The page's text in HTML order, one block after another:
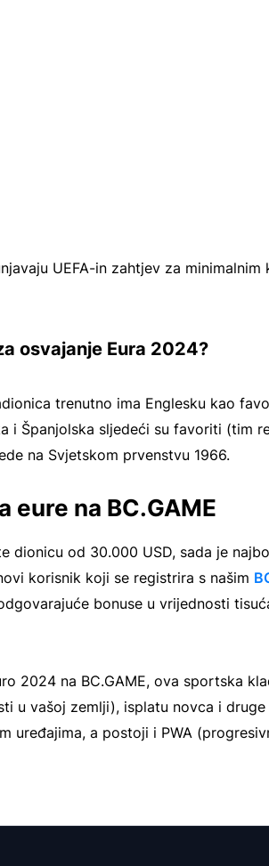
UEFA-in zahtjev za
osvajanje Eura 2024?
trenutno ima Englesku kao
i Španjolska sljedeći su favoriti (tim
na Svjetskom prvenstvu 1966.
eure na BC.GAME
dionicu od 30.000 USD, sada je
korisnik koji se registrira s našim
bonuse u vrijednosti
2024 na BC.GAME, ova sportska
u vašoj zemlji), isplatu novca i
uređajima, a postoji i PWA